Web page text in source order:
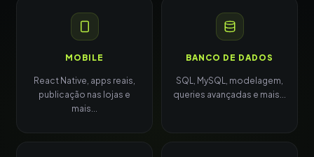
MOBILE
React Native, apps reais,
publicação nas lojas e
mais...
BANCO DE DADOS
SQL, MySQL, modelagem,
queries avançadas e mais...